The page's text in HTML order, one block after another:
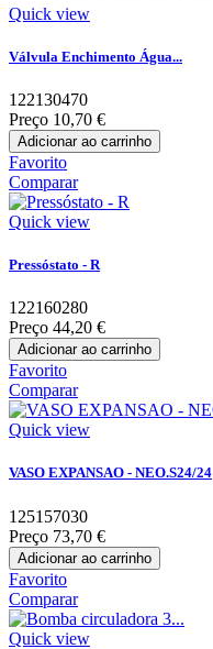
Quick view
Válvula Enchimento Água...
122130470
Preço 10,70 €
Adicionar ao carrinho
Favorito
Comparar
Quick view
Pressóstato - R
122160280
Preço 44,20 €
Adicionar ao carrinho
Favorito
Comparar
Quick view
VASO EXPANSAO - NEO.S24/24
125157030
Preço 73,70 €
Adicionar ao carrinho
Favorito
Comparar
Quick view